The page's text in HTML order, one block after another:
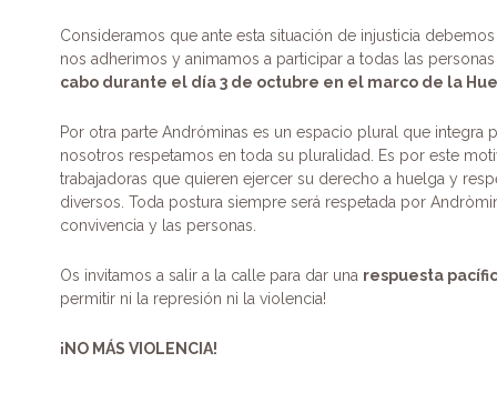
Consideramos que ante esta situación de injusticia
nos adherimos y animamos a participar a todas las
cabo durante el día 3 de octubre en el marco de la
Por otra parte Andróminas es un espacio plural que
nosotros respetamos en toda su pluralidad. Es por este
trabajadoras que quieren ejercer su derecho a huelga y
diversos. Toda postura siempre será respetada por
convivencia y las personas.
Os invitamos a salir a la calle para dar una respuesta
permitir ni la represión ni la violencia!
¡NO MÁS VIOLENCIA!